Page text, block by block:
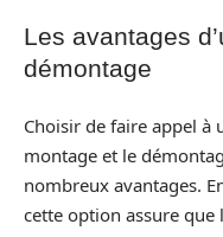
Les avantages
démontage
Choisir de faire appel à
montage et le
nombreux avantages.
cette option assure que